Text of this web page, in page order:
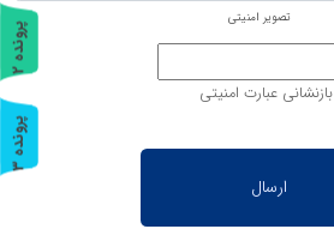
بازنشانی عبارت امنیتی
پ
ر
و
ن
د
ه
2
پ
ر
و
ن
د
ه
3